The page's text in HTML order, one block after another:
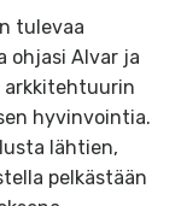
tulevaa
ohjasi Alvar ja
arkkitehtuurin
hyvinvointia.
lähtien,
pelkästään